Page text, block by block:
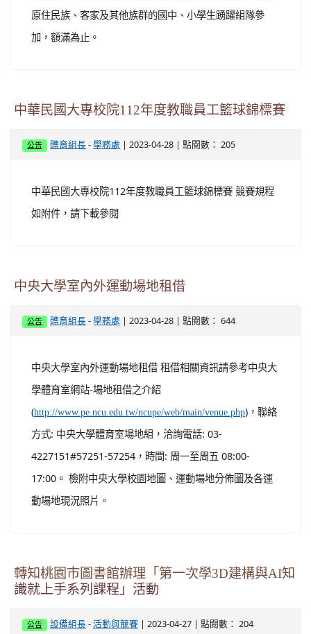
原住民族、客家及其他族群的國中、小學生踴躍組隊參
加，額滿為止。
中華民國大專校院112年度教職員工籃球錦標賽
公告 體育組長 -學務處 | 2023-04-28 | 點閱數： 205
中華民國大專校院112年度教職員工籃球錦標賽 競賽規程
如附件，請下載參閱
中央大學室內外運動場地租借
公告 體育組長 -學務處 | 2023-04-28 | 點閱數： 644
中央大學室內外運動場地租借 租借相關資訊請參考中央大
學體育室網站-場地租借之介紹
(http://www.pe.ncu.edu.tw/ncupe/web/main/venue.php)，聯絡
方式: 中央大學體育室場地組，洽詢電話: 03-
4227151#57251-57254，時間: 周一至周五 08:00-
17:00。 檢附中央大學校園地圖、運動場地分佈圖及各運
動場地現況照片。
轉知桃園市圖書館辦理「第一次學3D建構與AI知
識就上手系列課程」活動
公告 設備組長 -活動與競賽 | 2023-04-27 | 點閱數： 204